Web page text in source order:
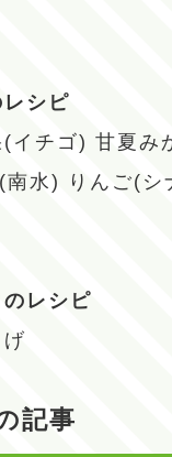
シピ
イチゴ) 甘夏み
南水)
りんご(シ
レシピ
記事